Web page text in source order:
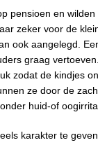
pensioen en
zeker voor de
ook aangelegd.
graag
zodat de kindjes
ze door de
huid-of
karakter te